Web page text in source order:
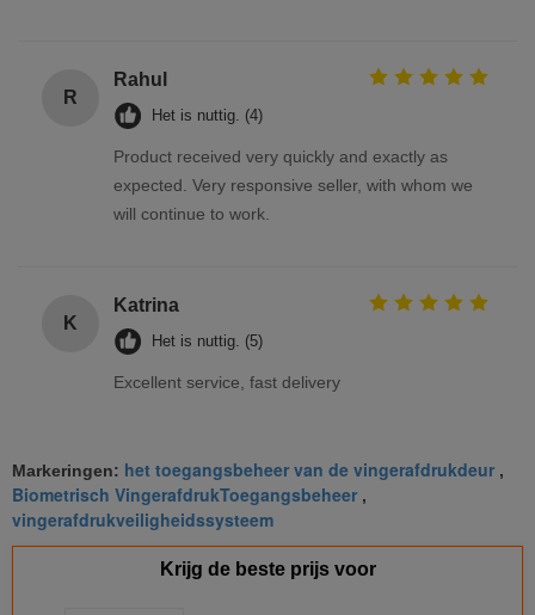
R
Rahul
Het is nuttig. (4)
Product received very quickly and exactly as
expected. Very responsive seller, with whom we
will continue to work.
K
Katrina
Het is nuttig. (5)
Excellent service, fast delivery
Markeringen: het toegangsbeheer van de vingerafdrukdeur ,
Biometrisch VingerafdrukToegangsbeheer ,
vingerafdrukveiligheidssysteem
Krijg de beste prijs voor